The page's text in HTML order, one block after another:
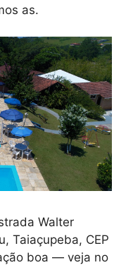
as.
Walter
Taiaçupeba, CEP
boa — veja no